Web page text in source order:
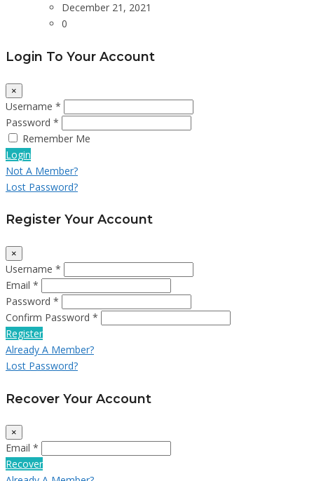
December 21, 2021
0
Login To Your Account
×
Username *
Password *
Remember Me
Login
Not A Member?
Lost Password?
Register Your Account
×
Username *
Email *
Password *
Confirm Password *
Register
Already A Member?
Lost Password?
Recover Your Account
×
Email *
Recover